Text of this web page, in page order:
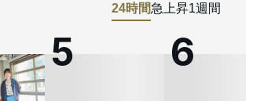
24時間急上昇1週間